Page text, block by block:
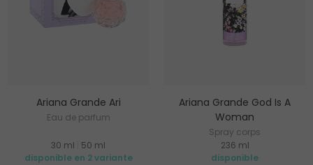
Ariana Grande Ari
Eau de parfum
30 ml
50 ml
disponible en 2 variante
Ariana Grande God Is A
Woman
Spray corps
236 ml
disponible